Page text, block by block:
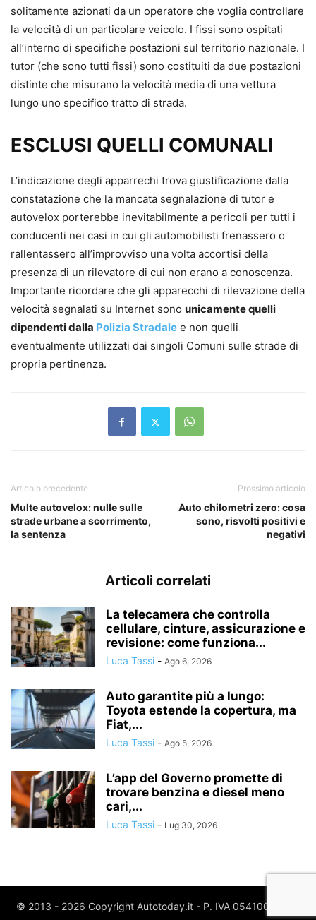
solitamente azionati da un operatore che voglia controllare
la velocità di un particolare veicolo. I fissi sono ospitati
all’interno di specifiche postazioni sul territorio nazionale. I
tutor (che sono tutti fissi) sono costituiti da due postazioni
distinte che misurano la velocità media di una vettura
lungo uno specifico tratto di strada.
ESCLUSI QUELLI COMUNALI
L’indicazione degli apparrechi trova giustificazione dalla
constatazione che la mancata segnalazione di tutor e
autovelox porterebbe inevitabilmente a pericoli per tutti i
conducenti nei casi in cui gli automobilisti frenassero o
rallentassero all’improvviso una volta accortisi della
presenza di un rilevatore di cui non erano a conoscenza.
Importante ricordare che gli apparecchi di rilevazione della
velocità segnalati su Internet sono unicamente quelli
dipendenti dalla Polizia Stradale e non quelli
eventualmente utilizzati dai singoli Comuni sulle strade di
propria pertinenza.
Articolo precedente
Multe autovelox: nulle sulle
strade urbane a scorrimento,
la sentenza
Prossimo articolo
Auto chilometri zero: cosa
sono, risvolti positivi e
negativi
Articoli correlati
La telecamera che controlla
cellulare, cinture, assicurazione e
revisione: come funziona...
Luca Tassi - Ago 6, 2026
Auto garantite più a lungo:
Toyota estende la copertura, ma
Fiat,...
Luca Tassi - Ago 5, 2026
L’app del Governo promette di
trovare benzina e diesel meno
cari,...
Luca Tassi - Lug 30, 2026
© 2013 - 2026 Copyright Autotoday.it - P. IVA 05410020969